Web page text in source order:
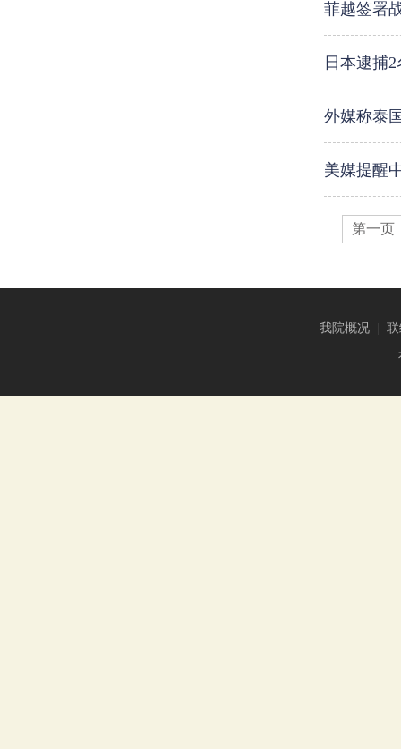
菲越签署
日本逮捕
外媒称泰
美媒提醒
第一页
我院概况